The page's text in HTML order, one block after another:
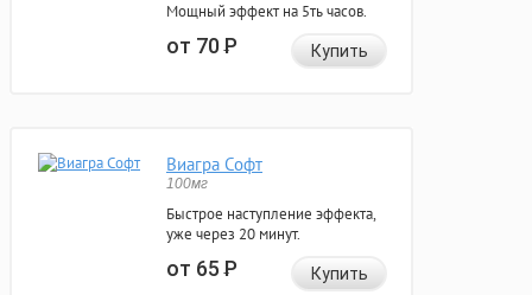
Мощный эффект на 5ть часов.
от 70Р Купить
Виагра Софт
100мг
Быстрое наступление эффекта,
уже через 20 минут.
от 65Р Купить